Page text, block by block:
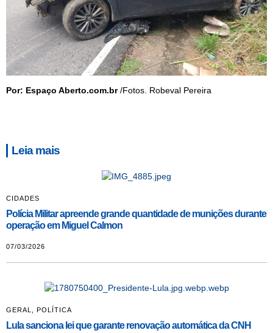
Por: Espaço Aberto.com.br/Fotos. Robeval Pereira
Leia mais
CIDADES
Polícia Militar apreende grande quantidade de munições durante
operação em Miguel Calmon
07/03/2026
GERAL POLÍTICA
Lula sanciona lei que garante renovação automática da CNH